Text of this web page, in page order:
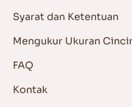
Syarat dan Ketentuan
Mengukur Ukuran
FAQ
Kontak